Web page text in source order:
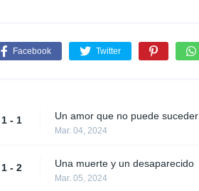
Facebook Twitter
1 - 1 Un amor que no puede suceder
Mar. 04, 2024
1 - 2 Una muerte y un desaparecido
Mar. 05, 2024